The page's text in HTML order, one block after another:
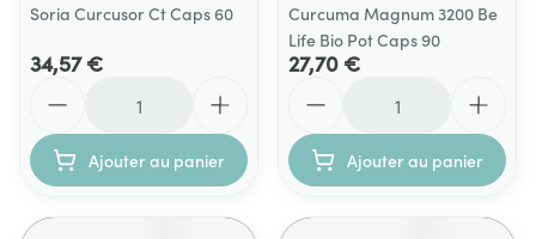
Soria Curcusor Ct Caps 60
34,57 €
Ajouter au panier
Curcuma Magnum 3200 Be
Life Bio Pot Caps 90
27,70 €
Ajouter au panier